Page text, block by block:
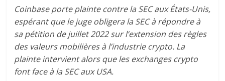
Coinbase porte plainte contre la SEC aux États-Unis,
espérant que le juge obligera la SEC à répondre à
sa pétition de juillet 2022 sur l’extension des règles
des valeurs mobilières à l’industrie crypto. La
plainte intervient alors que les exchanges crypto
font face à la SEC aux USA.